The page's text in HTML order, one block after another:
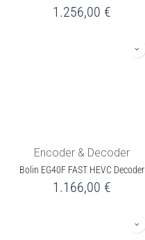
1.256,00 €
Encoder & Decoder
Bolin EG40F FAST HEVC Decoder
1.166,00 €